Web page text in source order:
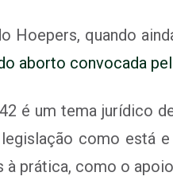
Hoepers, quando
aborto convocada
é um tema jurídico
como está
prática, como o